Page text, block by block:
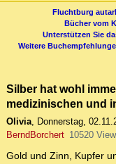
Fluchtburg
Bücher vom
Unterstützen Sie
Weitere
Silber hat wohl
medizinischen und
Olivia, Donnerstag,
BerndBorchert 10520
Gold und Zinn, Kupfer